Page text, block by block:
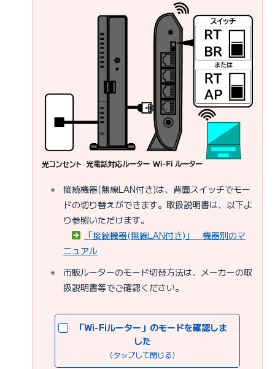
※
接続機器(無線LAN付き)は、背面スイッチでモー
ドの切り替えができます。取扱説明書は、以下よ
り参照いただけます。
「接続機器(無線LAN付き)」 機器別のマ
ニュアル
※
市販ルーターのモード切替方法は、メーカーの取
扱説明書等でご確認ください。
「Wi-Fiルーター」のモードを確認しま
した
（タップして閉じる）